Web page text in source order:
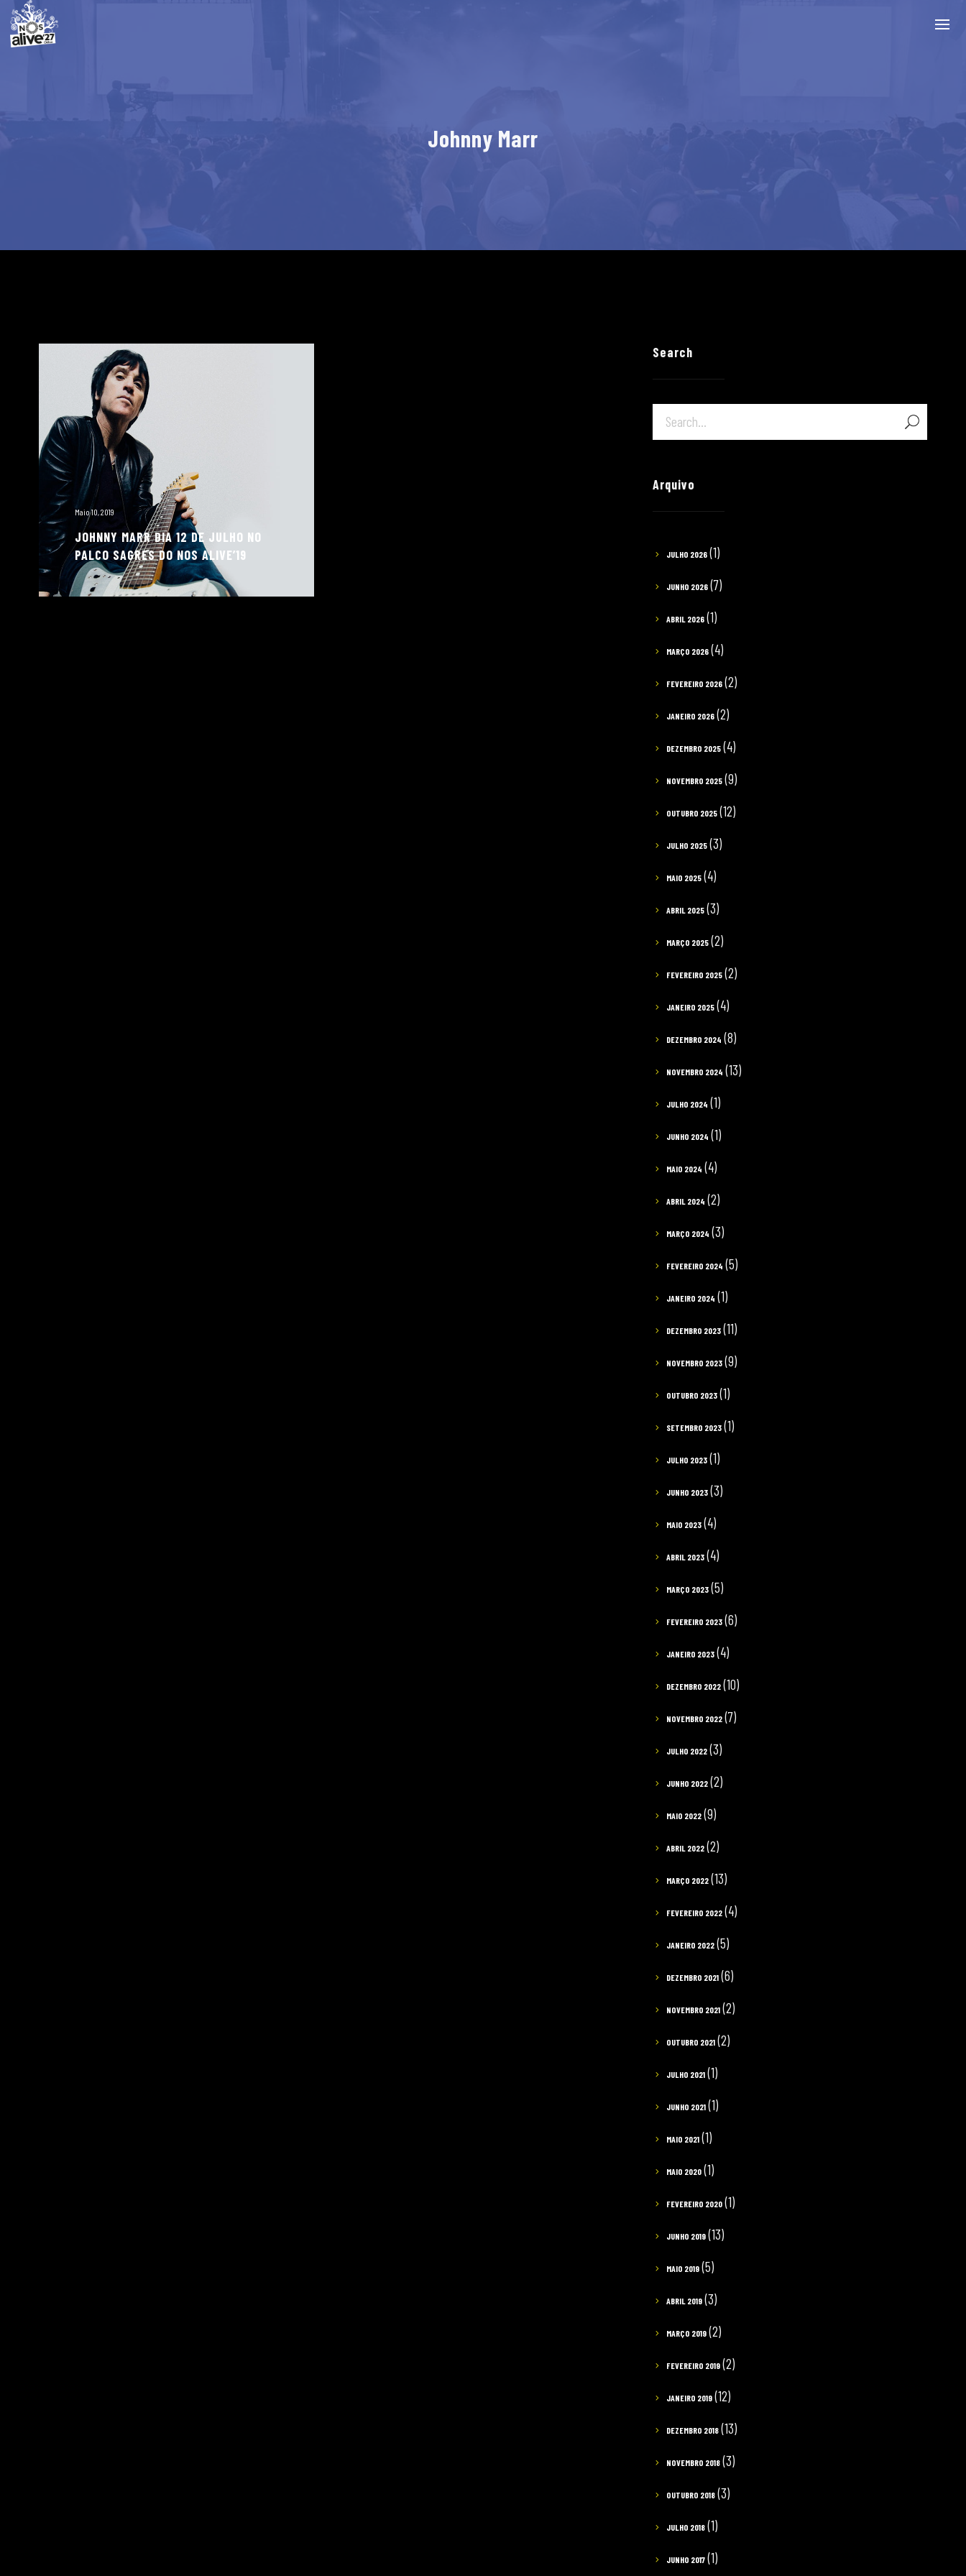
Johnny Marr
Maio 10, 2019
JOHNNY MARR DIA 12 DE JULHO NO
PALCO SAGRES DO NOS ALIVE’19
Search
Arquivo
JULHO 2026 (1)
JUNHO 2026 (7)
ABRIL 2026 (1)
MARÇO 2026 (4)
FEVEREIRO 2026 (2)
JANEIRO 2026 (2)
DEZEMBRO 2025 (4)
NOVEMBRO 2025 (9)
OUTUBRO 2025 (12)
JULHO 2025 (3)
MAIO 2025 (4)
ABRIL 2025 (3)
MARÇO 2025 (2)
FEVEREIRO 2025 (2)
JANEIRO 2025 (4)
DEZEMBRO 2024 (8)
NOVEMBRO 2024 (13)
JULHO 2024 (1)
JUNHO 2024 (1)
MAIO 2024 (4)
ABRIL 2024 (2)
MARÇO 2024 (3)
FEVEREIRO 2024 (5)
JANEIRO 2024 (1)
DEZEMBRO 2023 (11)
NOVEMBRO 2023 (9)
OUTUBRO 2023 (1)
SETEMBRO 2023 (1)
JULHO 2023 (1)
JUNHO 2023 (3)
MAIO 2023 (4)
ABRIL 2023 (4)
MARÇO 2023 (5)
FEVEREIRO 2023 (6)
JANEIRO 2023 (4)
DEZEMBRO 2022 (10)
NOVEMBRO 2022 (7)
JULHO 2022 (3)
JUNHO 2022 (2)
MAIO 2022 (9)
ABRIL 2022 (2)
MARÇO 2022 (13)
FEVEREIRO 2022 (4)
JANEIRO 2022 (5)
DEZEMBRO 2021 (6)
NOVEMBRO 2021 (2)
OUTUBRO 2021 (2)
JULHO 2021 (1)
JUNHO 2021 (1)
MAIO 2021 (1)
MAIO 2020 (1)
FEVEREIRO 2020 (1)
JUNHO 2019 (13)
MAIO 2019 (5)
ABRIL 2019 (3)
MARÇO 2019 (2)
FEVEREIRO 2019 (2)
JANEIRO 2019 (12)
DEZEMBRO 2018 (13)
NOVEMBRO 2018 (3)
OUTUBRO 2018 (3)
JULHO 2018 (1)
JUNHO 2017 (1)